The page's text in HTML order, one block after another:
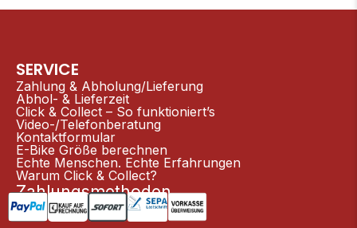
o
g
b
SERVICE
Zahlung & Abholung/Lieferung
Abhol- & Lieferzeit
Click & Collect – So funktioniert’s
Video-/Telefonberatung
Kontaktformular
E-Bike Größe berechnen
Echte Menschen. Echte Erfahrungen
Warum Click & Collect?
Zahlungsmethoden